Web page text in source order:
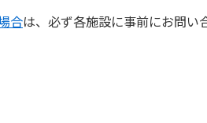
合は、必ず各施設に事前にお問い